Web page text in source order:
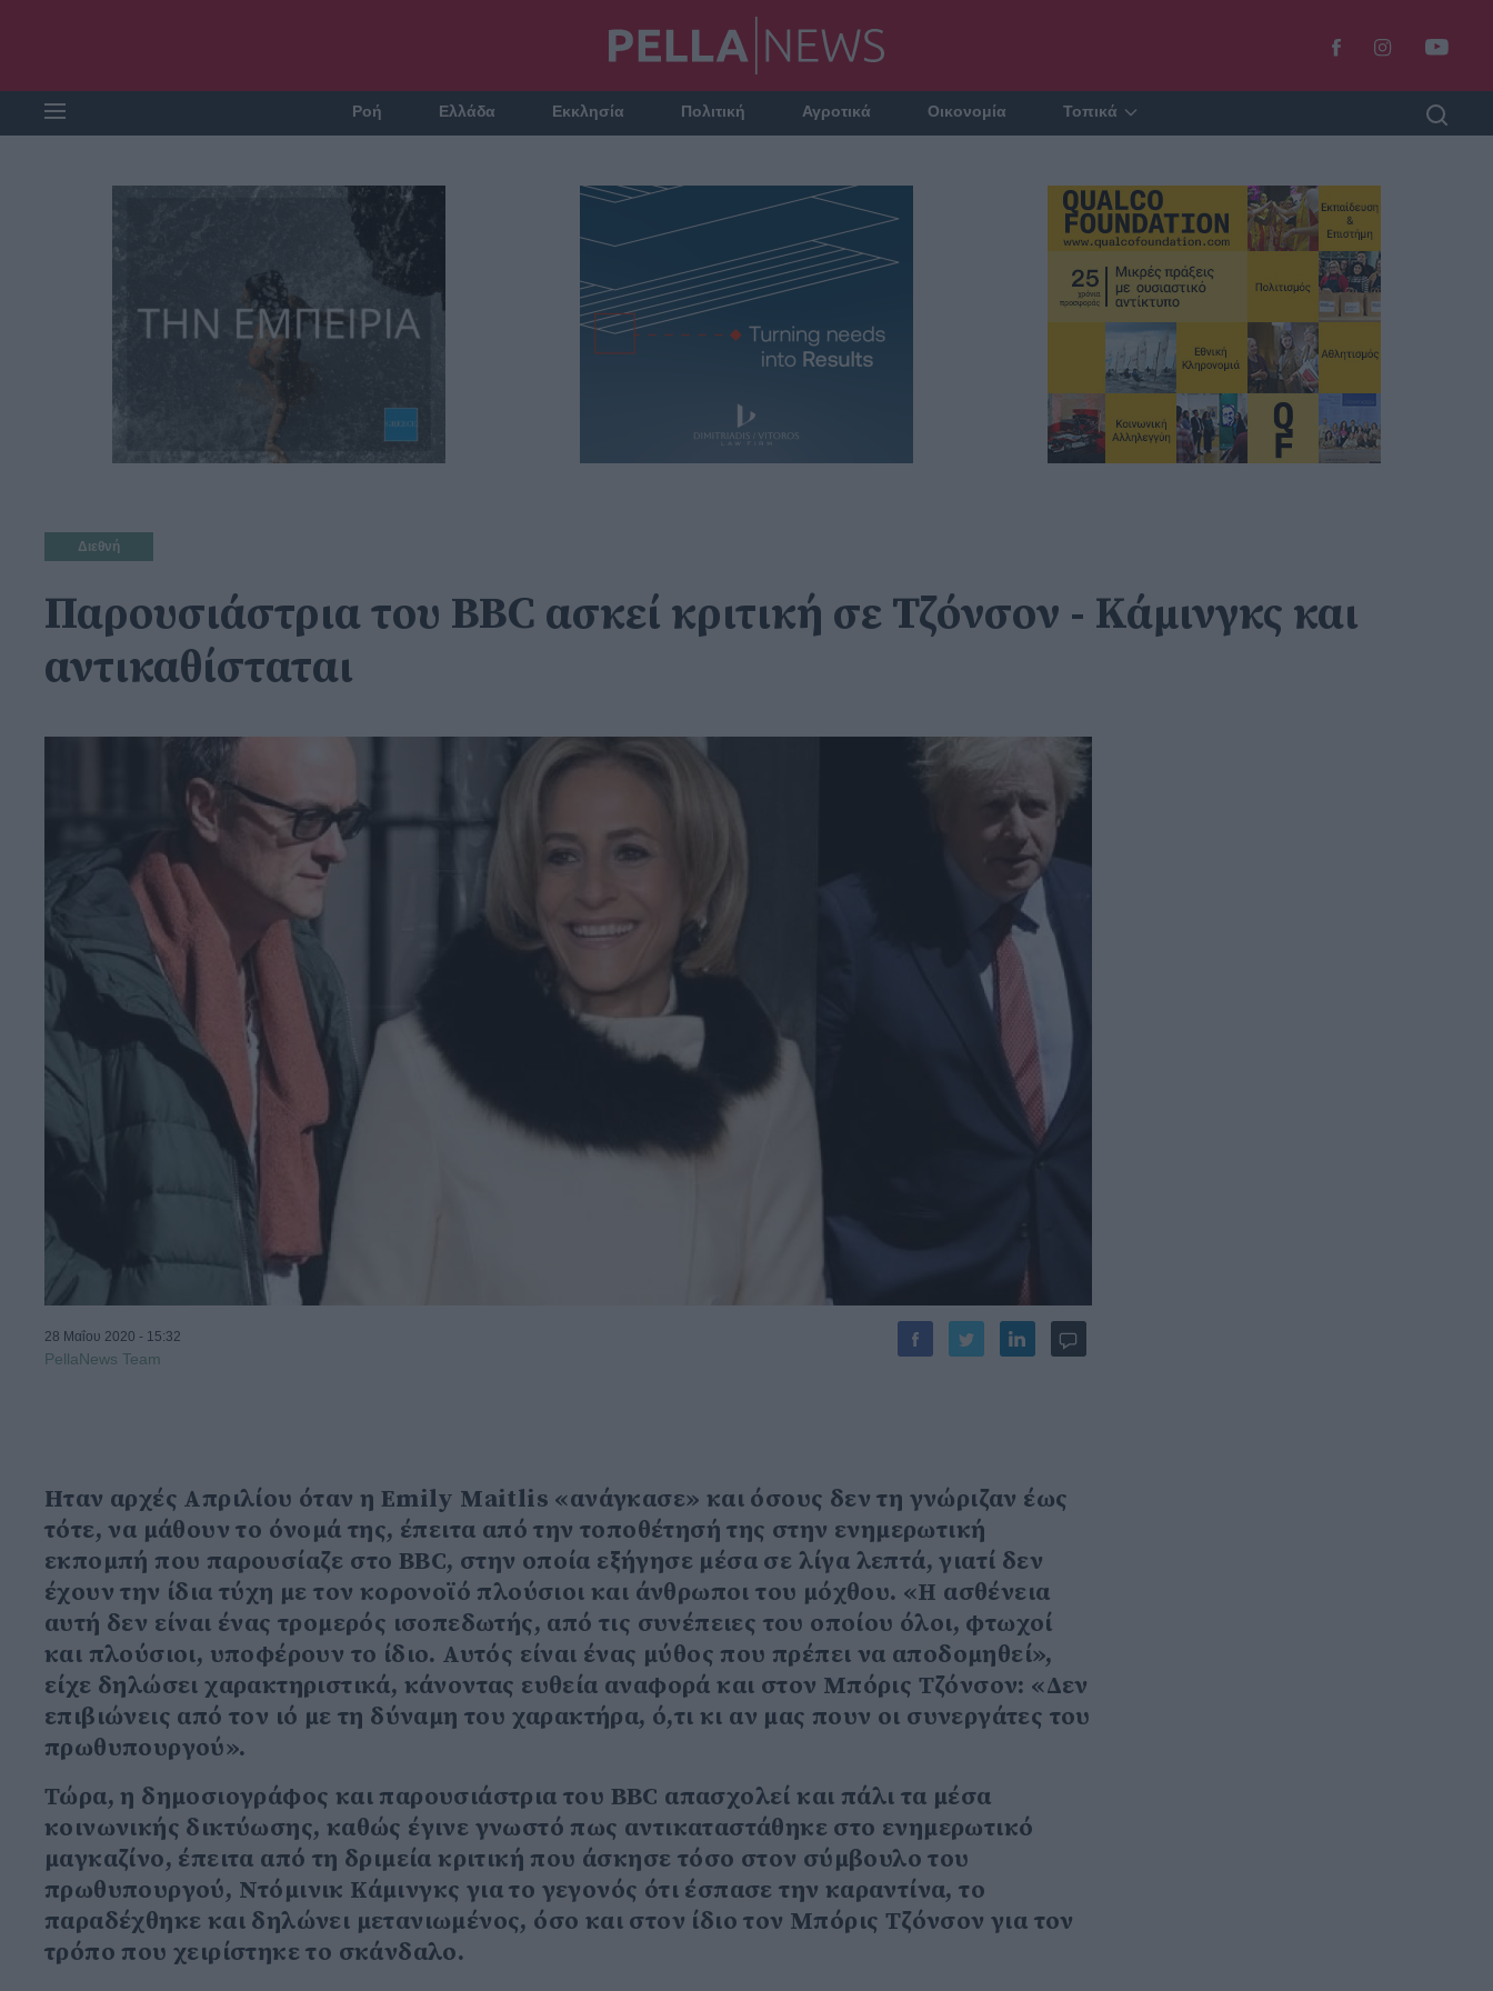
Ροή Ελλάδα Εκκλησία Πολιτική Αγροτικά Οικονομία Τοπικά
Διεθνή
Παρουσιάστρια του BBC ασκεί κριτική σε Τζόνσον - Κάμινγκς και
αντικαθίσταται
28 Μαΐου 2020 - 15:32
PellaNews Team
Hταν αρχές Απριλίου όταν η Emily Maitlis «ανάγκασε» και όσους δεν τη γνώριζαν έως
τότε, να μάθουν το όνομά της, έπειτα από την τοποθέτησή της στην ενημερωτική
εκπομπή που παρουσίαζε στο BBC, στην οποία εξήγησε μέσα σε λίγα λεπτά, γιατί δεν
έχουν την ίδια τύχη με τον κορονοϊό πλούσιοι και άνθρωποι του μόχθου. «Η ασθένεια
αυτή δεν είναι ένας τρομερός ισοπεδωτής, από τις συνέπειες του οποίου όλοι, φτωχοί
και πλούσιοι, υποφέρουν το ίδιο. Αυτός είναι ένας μύθος που πρέπει να αποδομηθεί»,
είχε δηλώσει χαρακτηριστικά, κάνοντας ευθεία αναφορά και στον Μπόρις Τζόνσον: «Δεν
επιβιώνεις από τον ιό με τη δύναμη του χαρακτήρα, ό,τι κι αν μας πουν οι συνεργάτες του
πρωθυπουργού».
Τώρα, η δημοσιογράφος και παρουσιάστρια του BBC απασχολεί και πάλι τα μέσα
κοινωνικής δικτύωσης, καθώς έγινε γνωστό πως αντικαταστάθηκε στο ενημερωτικό
μαγκαζίνο, έπειτα από τη δριμεία κριτική που άσκησε τόσο στον σύμβουλο του
πρωθυπουργού, Ντόμινικ Κάμινγκς για το γεγονός ότι έσπασε την καραντίνα, το
παραδέχθηκε και δηλώνει μετανιωμένος, όσο και στον ίδιο τον Μπόρις Τζόνσον για τον
τρόπο που χειρίστηκε το σκάνδαλο.